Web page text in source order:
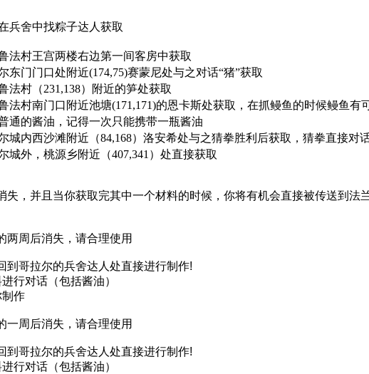
兵舍中找粽子达人获取
法村王宫两楼右边第一间客房中获取
东门门口处附近(174,75)赛蒙尼处与之对话“猪”获取
法村（231,138）附近的笋处获取
法村南门口附近池塘(171,171)的恩卡斯处获取，在抓鳗鱼的时候鳗鱼有
通的酱油，记得一次只能携带一瓶酱油
城内西沙滩附近（84,168）洛安希处与之猜拳胜利后获取，猜拳直接对
城外，桃源乡附近（407,341）处直接获取
失，并且当你获取完其中一个材料的时候，你将有机会直接被传送到法
两周后消失，请合理使用
到哥拉尔的兵舍达人处直接进行制作!
行对话（包括酱油）
作
一周后消失，请合理使用
到哥拉尔的兵舍达人处直接进行制作!
行对话（包括酱油）